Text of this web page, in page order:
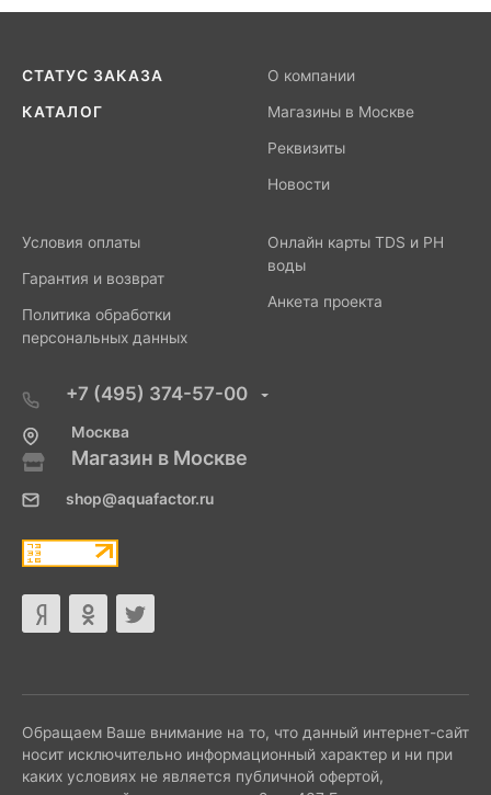
СТАТУС ЗАКАЗА
КАТАЛОГ
О компании
Магазины в Москве
Реквизиты
Новости
Условия оплаты
Гарантия и возврат
Политика обработки
персональных данных
Онлайн карты TDS и PH
воды
Анкета проекта
+7 (495) 374-57-00
Москва
Магазин в Москве
shop@aquafactor.ru
Обращаем Ваше внимание на то, что данный интернет-сайт
носит исключительно информационный характер и ни при
каких условиях не является публичной офертой,